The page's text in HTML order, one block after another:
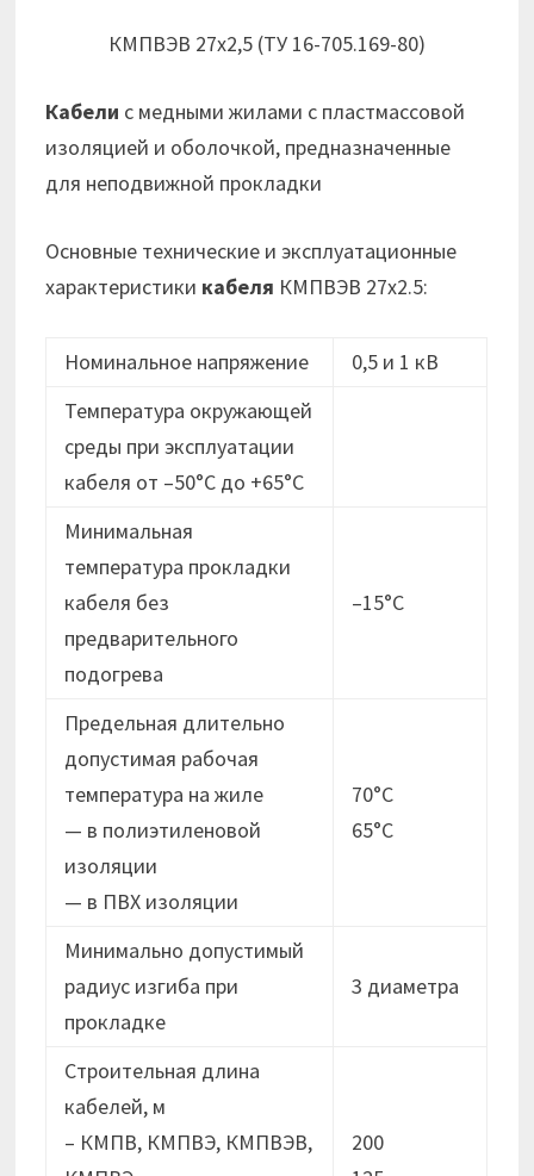
КМПВЭВ 27х2,5 (ТУ 16-705.169-80)
Кабели с медными жилами с пластмассовой
изоляцией и оболочкой, предназначенные
для неподвижной прокладки
Основные технические и эксплуатационные
характеристики кабеля КМПВЭВ 27х2.5:
Номинальное напряжение
0,5 и 1 кВ
Температура окружающей
среды при эксплуатации
кабеля от –50°C до +65°C
Минимальная
температура прокладки
кабеля без
предварительного
подогрева
–15°C
Предельная длительно
допустимая рабочая
температура на жиле
— в полиэтиленовой
изоляции
— в ПВХ изоляции
70°C
65°C
Минимально допустимый
радиус изгиба при
прокладке
3 диаметра
Строительная длина
кабелей, м
– КМПВ, КМПВЭ, КМПВЭВ,
200